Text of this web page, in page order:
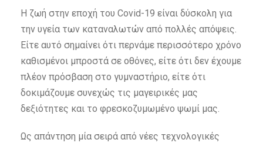
Η ζωή στην εποχή του Covid-19 είναι δύσκολη για
την υγεία των καταναλωτών από πολλές απόψεις.
Είτε αυτό σημαίνει ότι περνάμε περισσότερο χρόνο
καθισμένοι μπροστά σε οθόνες, είτε ότι δεν έχουμε
πλέον πρόσβαση στο γυμναστήριο, είτε ότι
δοκιμάζουμε συνεχώς τις μαγειρικές μας
δεξιότητες και το φρεσκοζυμωμένο ψωμί μας.
Ως απάντηση μία σειρά από νέες τεχνολογικές